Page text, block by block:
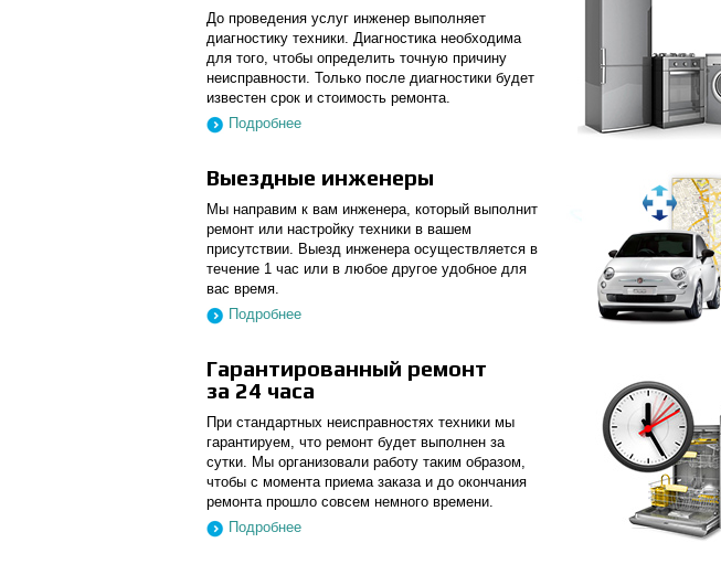
До проведения услуг инженер выполняет
диагностику техники. Диагностика необходима
для того, чтобы определить точную причину
неисправности. Только после диагностики будет
известен срок и стоимость ремонта.
Подробнее
Выездные инженеры
Мы направим к вам инженера, который выполнит
ремонт или настройку техники в вашем
присутствии. Выезд инженера осуществляется в
течение 1 час или в любое другое удобное для
вас время.
Подробнее
Гарантированный ремонт
за 24 часа
При стандартных неисправностях техники мы
гарантируем, что ремонт будет выполнен за
сутки. Мы организовали работу таким образом,
чтобы с момента приема заказа и до окончания
ремонта прошло совсем немного времени.
Подробнее